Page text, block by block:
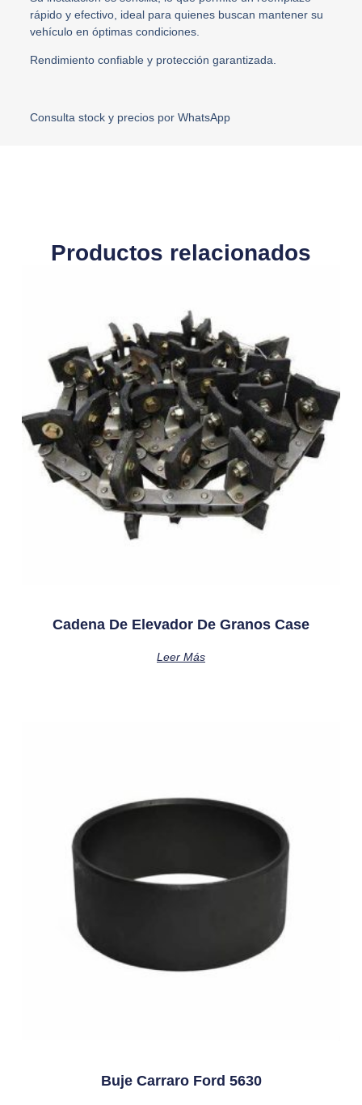
rápido y efectivo, ideal para quienes buscan mantener su
vehículo en óptimas condiciones.
Rendimiento confiable y protección garantizada.
Consulta stock y precios por WhatsApp
Productos relacionados
Cadena De Elevador De Granos Case
Leer Más
Buje Carraro Ford 5630